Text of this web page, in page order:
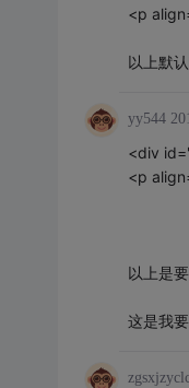
<p
以上默
yy544
<div
<p
以上是
这是我